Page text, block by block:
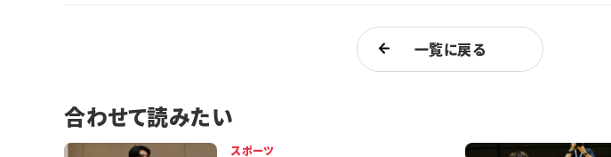
一覧に戻る
合わせて読みたい
スポーツ